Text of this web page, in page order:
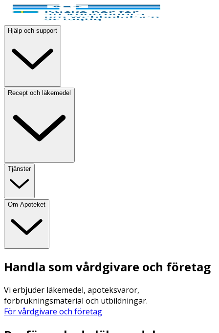
Hjälp och support
Recept och läkemedel
Tjänster
Om Apoteket
Handla som vårdgivare och företag
Vi erbjuder läkemedel, apoteksvaror,
förbrukningsmaterial och utbildningar.
För vårdgivare och företag